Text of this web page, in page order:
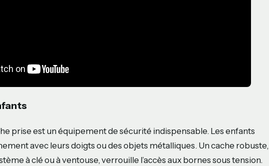
prise est un équipement de sécurité indispensable. Les enfants
avec leurs doigts ou des objets métalliques. Un cache robuste,
à clé ou à ventouse, verrouille l’accès aux bornes sous tension.